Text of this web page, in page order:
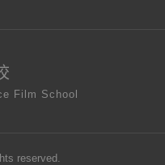
Film School
reserved.